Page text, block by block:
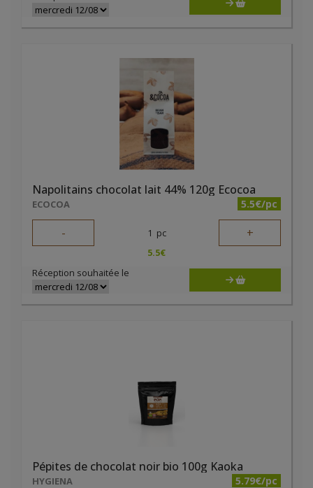
Napolitains chocolat lait 44% 120g Ecocoa
ECOCOA 5.5€/pc
- 1 pc +
5.5€
Réception souhaitée le
Pépites de chocolat noir bio 100g Kaoka
HYGIENA 5.79€/pc